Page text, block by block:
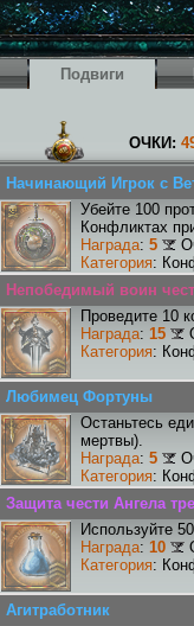
Подвиги
ОЧКИ:
Начинающий Игрок с
Убейте 100
Конфликтах
Награда: 5
Категория:
Непобедимый воин
Проведите 10
Награда: 15
Категория:
Любимец Фортуны
Останьтесь
мертвы).
Награда: 5
Категория:
Защита чести Ангела
Используйте
Награда: 10
Категория:
Агитработник